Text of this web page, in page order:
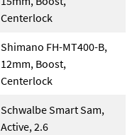
Centerlock
Shimano FH-MT400-B,
12mm, Boost,
Centerlock
Schwalbe Smart Sam,
Active, 2.6